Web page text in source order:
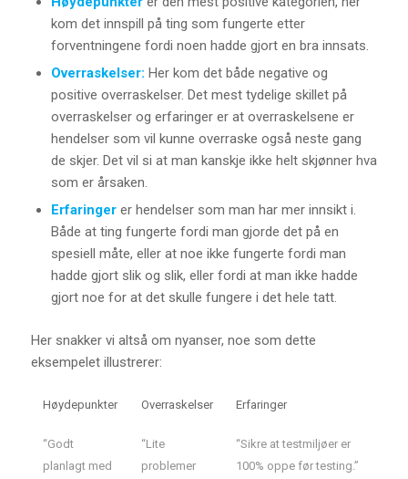
kom det innspill på ting som fungerte etter
forventningene fordi noen hadde gjort en bra innsats.
Overraskelser: Her kom det både negative og
positive overraskelser. Det mest tydelige skillet på
overraskelser og erfaringer er at overraskelsene er
hendelser som vil kunne overraske også neste gang
de skjer. Det vil si at man kanskje ikke helt skjønner hva
som er årsaken.
Erfaringerer hendelser som man har mer innsikt i.
Både at ting fungerte fordi man gjorde det på en
spesiell måte, eller at noe ikke fungerte fordi man
hadde gjort slik og slik, eller fordi at man ikke hadde
gjort noe for at det skulle fungere i det hele tatt.
Her snakker vi altså om nyanser, noe som dette
eksempelet illustrerer:
Høydepunkter Overraskelser Erfaringer
“Godt
planlagt med
“Lite
problemer
“Sikre at testmiljøer er
100% oppe før testing.”